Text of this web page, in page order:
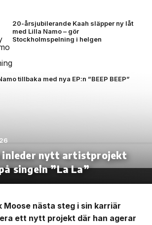
20-årsjubilerande Kaah släpper ny låt
med Lilla Namo – gör
Stockholmspelning i helgen
tillbaka med nya EP:n ”BEEP BEEP”
inleder nytt artistprojekt
singeln ”La La”
Moose nästa steg i sin karriär
ett nytt projekt där han agerar